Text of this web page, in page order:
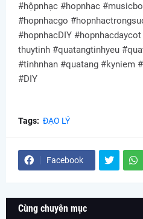
#hộpnhạc #hopnhac
#hopnhacgo
#hopnhacDIY
thuytinh #quatangtinhyeu
#tinhnhan #quatang #kyniem
#DIY
Tags: ĐẠO LÝ
Facebook
Cùng chuyên mục